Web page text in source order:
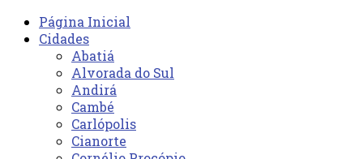
Página Inicial
Cidades
Abatiá
Alvorada do Sul
Andirá
Cambé
Carlópolis
Cianorte